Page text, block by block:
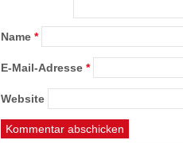
Name *
E-Mail-Adresse *
Website